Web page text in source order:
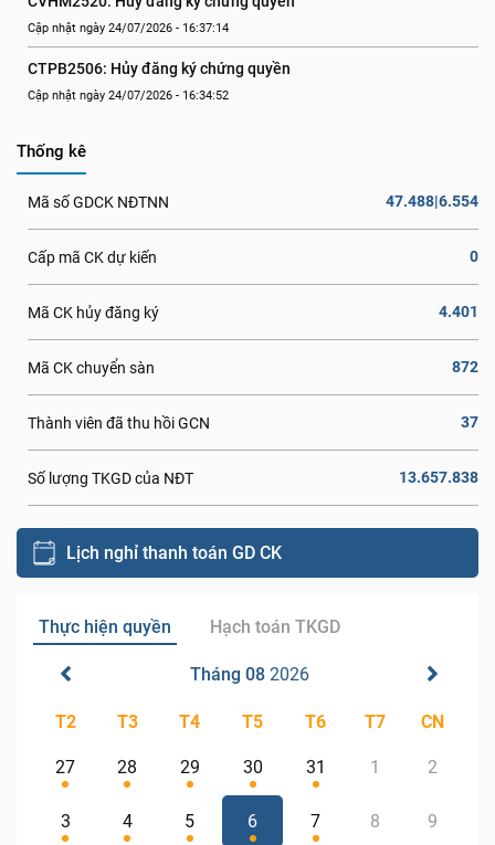
Cập nhật ngày 24/07/2026 - 16:37:14
CTPB2506: Hủy đăng ký chứng quyền
Cập nhật ngày 24/07/2026 - 16:34:52
Thống kê
Mã số GDCK NĐTNN 47.488|6.554
Cấp mã CK dự kiến 0
Mã CK hủy đăng ký 4.401
Mã CK chuyển sàn 872
Thành viên đã thu hồi GCN 37
Số lượng TKGD của NĐT 13.657.838
Lịch nghỉ thanh toán GD CK
Thực hiện quyền Hạch toán TKGD
Tháng 08 2026
T2 T3 T4 T5 T6 T7 CN
27 28 29 30 31 1 2
3 4 5 6 7 8 9